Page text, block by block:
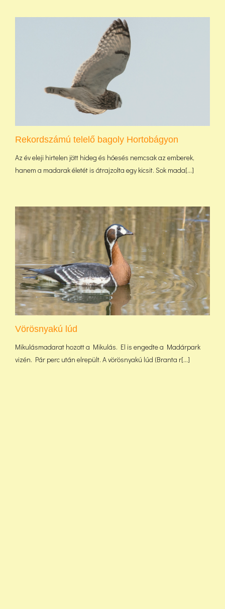
Rekordszámú telelő bagoly Hortobágyon
Az év eleji hirtelen jött hideg és hóesés nemcsak az emberek,
hanem a madarak életét is átrajzolta egy kicsit. Sok mada[...]
Vörösnyakú lúd
Mikulásmadarat hozott a Mikulás. El is engedte a Madárpark
vizén. Pár perc után elrepült. A vörösnyakú lúd (Branta r[...]